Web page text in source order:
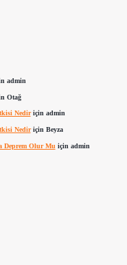
admin
Otağ
Nediriçin admin
Nediriçin Beyza
Deprem Olur Mu için admin